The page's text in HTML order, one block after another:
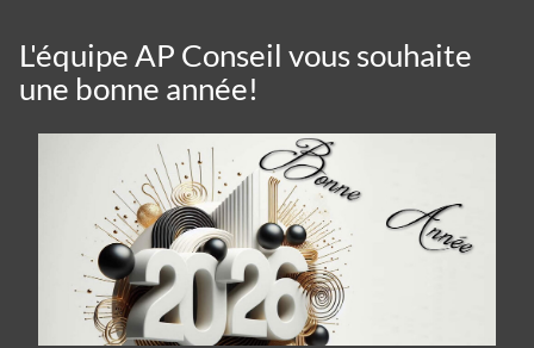
L'équipe AP Conseil vous souhaite
une bonne année!